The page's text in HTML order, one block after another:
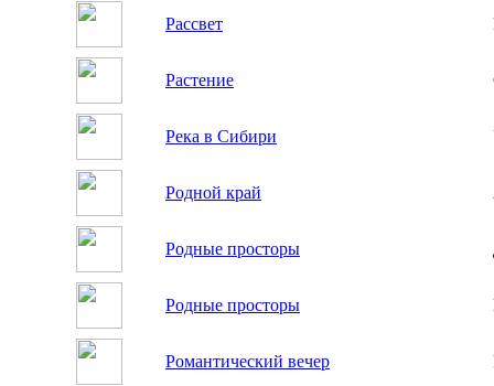
Рассвет
Растение
Река в Сибири
Родной край
Родные просторы
Родные просторы
Романтический вечер